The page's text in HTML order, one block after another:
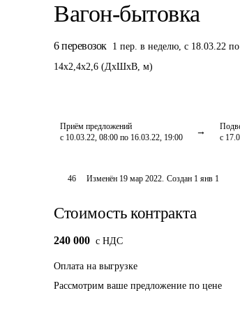
Вагон-бытовка
6 перевозок 1 пер. в неделю, с 18.03.22
14x2,4x2,6 (ДxШxВ, м)
Приём предложений
с 10.03.22, 08:00 по 16.03.22, 19:00
с
46 Изменён 19 мар 2022. Создан 1 янв 1
Стоимость контракта
240 000 c НДС
Оплата на выгрузке
Рассмотрим ваше предложение по цене